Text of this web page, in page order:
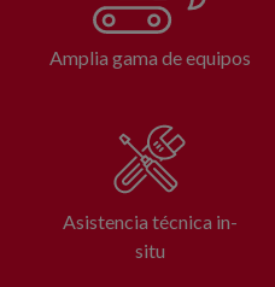
Amplia gama de equipos
Asistencia técnica in-
situ